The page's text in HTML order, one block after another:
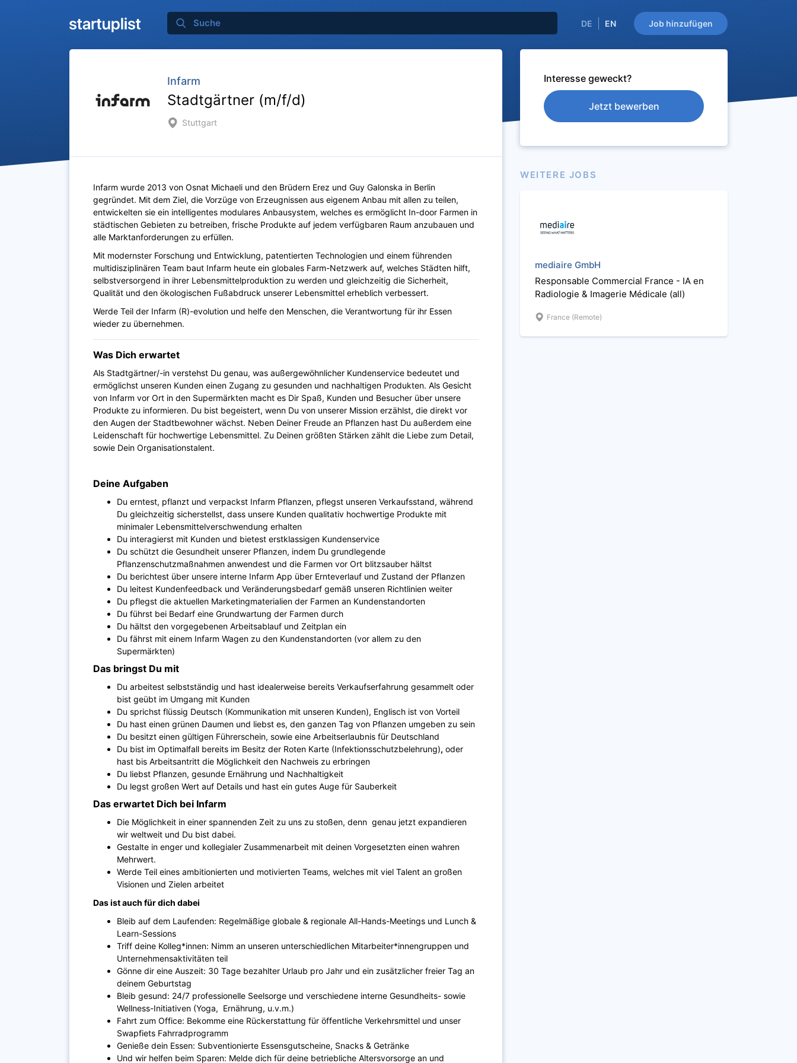
Job hinzufügen
DE EN
Infarm
Stadtgärtner (m/f/d)
Stuttgart
Infarm wurde 2013 von Osnat Michaeli und den Brüdern Erez und Guy Galonska in Berlin
gegründet. Mit dem Ziel, die Vorzüge von Erzeugnissen aus eigenem Anbau mit allen zu teilen,
entwickelten sie ein intelligentes modulares Anbausystem, welches es ermöglicht In-door Farmen in
städtischen Gebieten zu betreiben, frische Produkte auf jedem verfügbaren Raum anzubauen und
alle Marktanforderungen zu erfüllen.
Mit modernster Forschung und Entwicklung, patentierten Technologien und einem führenden
multidisziplinären Team baut Infarm heute ein globales Farm-Netzwerk auf, welches Städten hilft,
selbstversorgend in ihrer Lebensmittelproduktion zu werden und gleichzeitig die Sicherheit,
Qualität und den ökologischen Fußabdruck unserer Lebensmittel erheblich verbessert.
Werde Teil der Infarm (R)-evolution und helfe den Menschen, die Verantwortung für ihr Essen
wieder zu übernehmen.
Was Dich erwartet
Als Stadtgärtner/-in verstehst Du genau, was außergewöhnlicher Kundenservice bedeutet und
ermöglichst unseren Kunden einen Zugang zu gesunden und nachhaltigen Produkten. Als Gesicht
von Infarm vor Ort in den Supermärkten macht es Dir Spaß, Kunden und Besucher über unsere
Produkte zu informieren. Du bist begeistert, wenn Du von unserer Mission erzählst, die direkt vor
den Augen der Stadtbewohner wächst. Neben Deiner Freude an Pflanzen hast Du außerdem eine
Leidenschaft für hochwertige Lebensmittel. Zu Deinen größten Stärken zählt die Liebe zum Detail,
sowie Dein Organisationstalent.
Deine Aufgaben
Du erntest, pflanzt und verpackst Infarm Pflanzen, pflegst unseren Verkaufsstand, während
Du gleichzeitig sicherstellst, dass unsere Kunden qualitativ hochwertige Produkte mit
minimaler Lebensmittelverschwendung erhalten
Du interagierst mit Kunden und bietest erstklassigen Kundenservice
Du schützt die Gesundheit unserer Pflanzen, indem Du grundlegende
Pflanzenschutzmaßnahmen anwendest und die Farmen vor Ort blitzsauber hältst
Du berichtest über unsere interne Infarm App über Ernteverlauf und Zustand der Pflanzen
Du leitest Kundenfeedback und Veränderungsbedarf gemäß unseren Richtlinien weiter
Du pflegst die aktuellen Marketingmaterialien der Farmen an Kundenstandorten
Du führst bei Bedarf eine Grundwartung der Farmen durch
Du hältst den vorgegebenen Arbeitsablauf und Zeitplan ein
Du fährst mit einem Infarm Wagen zu den Kundenstandorten (vor allem zu den
Supermärkten)
Das bringst Du mit
Du arbeitest selbstständig und hast idealerweise bereits Verkaufserfahrung gesammelt oder
bist geübt im Umgang mit Kunden
Du sprichst flüssig Deutsch (Kommunikation mit unseren Kunden), Englisch ist von Vorteil
Du hast einen grünen Daumen und liebst es, den ganzen Tag von Pflanzen umgeben zu sein
Du besitzt einen gültigen Führerschein, sowie eine Arbeitserlaubnis für Deutschland
Du bist im Optimalfall bereits im Besitz der Roten Karte (Infektionsschutzbelehrung), oder
hast bis Arbeitsantritt die Möglichkeit den Nachweis zu erbringen
Du liebst Pflanzen, gesunde Ernährung und Nachhaltigkeit
Du legst großen Wert auf Details und hast ein gutes Auge für Sauberkeit
Das erwartet Dich bei Infarm
Die Möglichkeit in einer spannenden Zeit zu uns zu stoßen, denn genau jetzt expandieren
wir weltweit und Du bist dabei.
Gestalte in enger und kollegialer Zusammenarbeit mit deinen Vorgesetzten einen wahren
Mehrwert.
Werde Teil eines ambitionierten und motivierten Teams, welches mit viel Talent an großen
Visionen und Zielen arbeitet
Das ist auch für dich dabei
Bleib auf dem Laufenden: Regelmäßige globale & regionale All-Hands-Meetings und Lunch &
Learn-Sessions
Triff deine Kolleg*innen: Nimm an unseren unterschiedlichen Mitarbeiter*innengruppen und
Unternehmensaktivitäten teil
Gönne dir eine Auszeit: 30 Tage bezahlter Urlaub pro Jahr und ein zusätzlicher freier Tag an
deinem Geburtstag
Bleib gesund: 24/7 professionelle Seelsorge und verschiedene interne Gesundheits- sowie
Wellness-Initiativen (Yoga, Ernährung, u.v.m.)
Fahrt zum Office: Bekomme eine Rückerstattung für öffentliche Verkehrsmittel und unser
Swapfiets Fahrradprogramm
Genieße dein Essen: Subventionierte Essensgutscheine, Snacks & Getränke
Und wir helfen beim Sparen: Melde dich für deine betriebliche Altersvorsorge an und
Interesse geweckt?
Jetzt bewerben
WEITERE JOBS
mediaire GmbH
Responsable Commercial France - IA en
Radiologie & Imagerie Médicale (all)
France (Remote)